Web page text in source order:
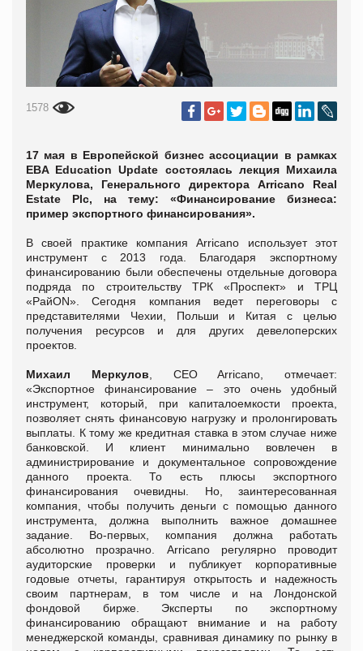
1578
17 мая в Европейской бизнес ассоциации в рамках
EBA Education Update состоялась лекция Михаила
Меркулова, Генерального директора Arricano Real
Estate Plc, на тему: «Финансирование бизнеса:
пример экспортного финансирования».
В своей практике компания Arricano использует этот
инструмент с 2013 года. Благодаря экспортному
финансированию были обеспечены отдельные договора
подряда по строительству ТРК «Проспект» и ТРЦ
«РайON». Сегодня компания ведет переговоры с
представителями Чехии, Польши и Китая с целью
получения ресурсов и для других девелоперских
проектов.
Михаил Меркулов , CEO Arricano, отмечает:
«Экспортное финансирование – это очень удобный
инструмент, который, при капиталоемкости проекта,
позволяет снять финансовую нагрузку и пролонгировать
выплаты. К тому же кредитная ставка в этом случае ниже
банковской. И клиент минимально вовлечен в
администрирование и документальное сопровождение
данного проекта. То есть плюсы экспортного
финансирования очевидны. Но, заинтересованная
компания, чтобы получить деньги с помощью данного
инструмента, должна выполнить важное домашнее
задание. Во-первых, компания должна работать
абсолютно прозрачно. Arricano регулярно проводит
аудиторские проверки и публикует корпоративные
годовые отчеты, гарантируя открытость и надежность
своим партнерам, в том числе и на Лондонской
фондовой бирже. Эксперты по экспортному
финансированию обращают внимание и на работу
менеджерской команды, сравнивая динамику по рынку в